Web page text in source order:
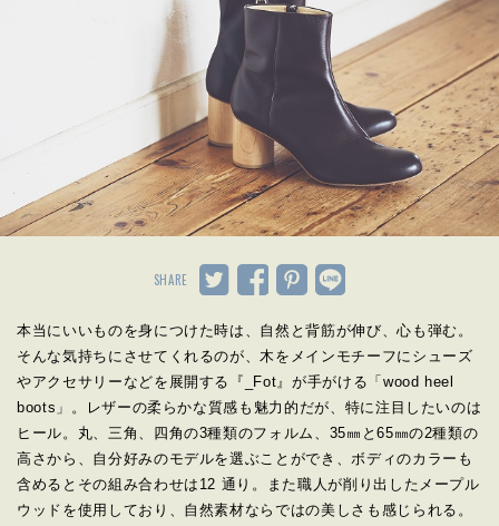
SHARE
本当にいいものを身につけた時は、自然と背筋が伸び、心も弾む。
そんな気持ちにさせてくれるのが、木をメインモチーフにシューズ
やアクセサリーなどを展開する『_Fot』が手がける「wood heel
boots」。レザーの柔らかな質感も魅力的だが、特に注目したいのは
ヒール。丸、三角、四角の3種類のフォルム、35㎜と65㎜の2種類の
高さから、自分好みのモデルを選ぶことができ、ボディのカラーも
含めるとその組み合わせは12 通り。また職人が削り出したメープル
ウッドを使用しており、自然素材ならではの美しさも感じられる。